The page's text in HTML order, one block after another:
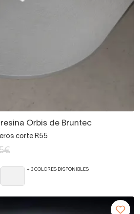
Orbis de Bruntec
corte R55
+ 3 COLORES DISPONIBLES